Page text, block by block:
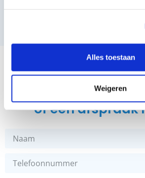
Alles toestaan
Weigeren
Ik wil vrijblijvend
of een afspraak